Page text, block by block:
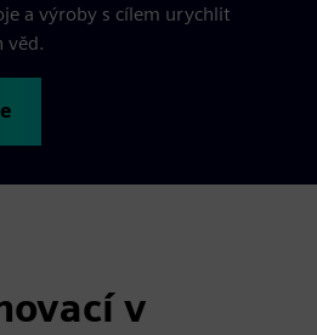
a výroby s cílem urychlit
věd.
v